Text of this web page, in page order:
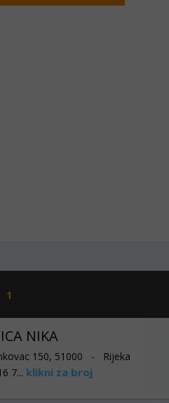
1
NIKA
150, 51000 - Rijeka
7... klikni za broj